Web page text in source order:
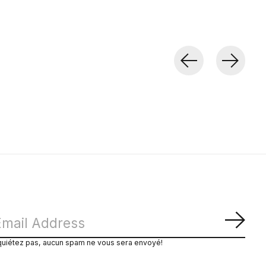
pas, aucun spam ne vous sera envoyé!